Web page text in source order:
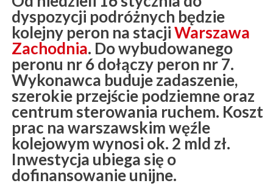
dyspozycji podróżnych będzie
kolejny peron na stacjiWarszawa
Zachodnia. Do wybudowanego
peronu nr 6 dołączy peron nr 7.
Wykonawca buduje zadaszenie,
szerokie przejście podziemne oraz
centrum sterowania ruchem. Koszt
prac na warszawskim węźle
kolejowym wynosi ok. 2 mld zł.
Inwestycja ubiega się o
dofinansowanie unijne.